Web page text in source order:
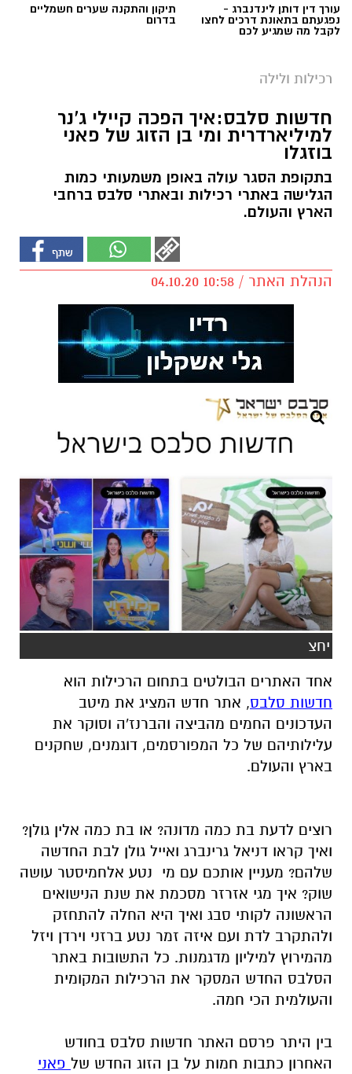
עורך דין דותן לינדנברג -
נפגעתם בתאונת דרכים לחצו
לקבל מה שמגיע לכם
תיקון והתקנה שערים חשמליים
בדרום
רכילות ולילה
חדשות סלבס:איך הפכה קיילי ג'נר
למיליארדרית ומי בן הזוג של פאני
בוזגלו
בתקופת הסגר עולה באופן משמעותי כמות
הגלישה באתרי רכילות ובאתרי סלבס ברחבי
הארץ והעולם.
הנהלת האתר / 10:58 04.10.20
יחצ
אחד האתרים הבולטים בתחום הרכילות הוא
חדשות סלבס, אתר חדש המציג את מיטב
העדכונים החמים מהביצה והברנז'ה וסוקר את
עלילותיהם של כל המפורסמים, דוגמנים, שחקנים
בארץ והעולם.
רוצים לדעת בת כמה מדונה? או בת כמה אלין גולן?
ואיך קראו דניאל גרינברג ואייל גולן לבת החדשה
שלהם? מעניין אותכם עם מי נטע אלחמיסטר עושה
שוק? איך מגי אזרזר מסכמת את שנת הנישואים
הראשונה לקותי סבג ואיך היא החלה להתחזק
ולהתקרב לדת ועם איזה זמר נטע ברזני וירדן ויזל
מהמירוץ למיליון מדגמנות. כל התשובות באתר
הסלבס החדש המסקר את הרכילות המקומית
והעולמית הכי חמה.
בין היתר פרסם האתר חדשות סלבס בחודש
האחרון כתבות חמות על בן הזוג החדש של פאני